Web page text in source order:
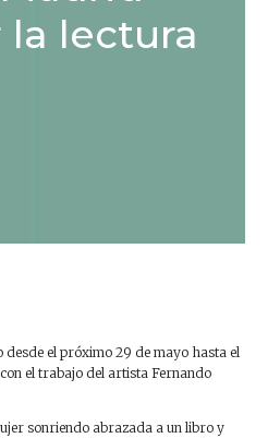
lectura
el próximo 29 de mayo hasta el
el trabajo del artista Fernando
sonriendo abrazada a un libro y